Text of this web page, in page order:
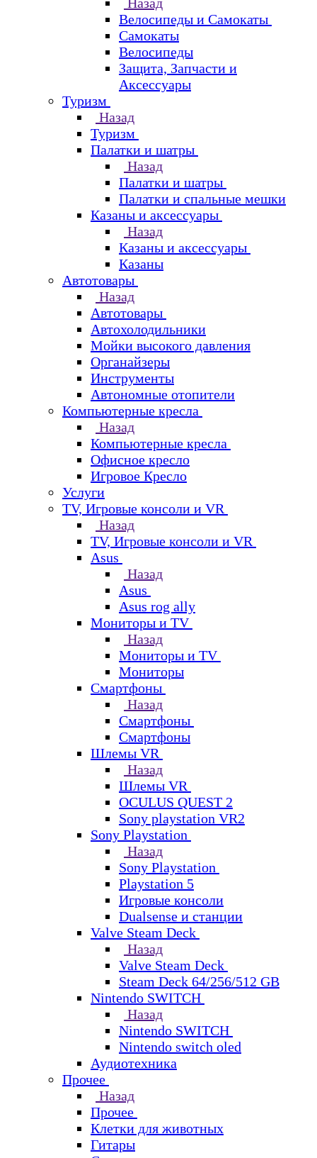
Велосипеды и Самокаты
Самокаты
Велосипеды
Защита, Запчасти и
Аксессуары
Туризм
Назад
Туризм
Палатки и шатры
Назад
Палатки и шатры
Палатки и спальные мешки
Казаны и аксессуары
Назад
Казаны и аксессуары
Казаны
Автотовары
Назад
Автотовары
Автохолодильники
Мойки высокого давления
Органайзеры
Инструменты
Автономные отопители
Компьютерные кресла
Назад
Компьютерные кресла
Офисное кресло
Игровое Кресло
Услуги
TV, Игровые консоли и VR
Назад
TV, Игровые консоли и VR
Asus
Назад
Asus
Asus rog ally
Мониторы и TV
Назад
Мониторы и TV
Мониторы
Смартфоны
Назад
Смартфоны
Смартфоны
Шлемы VR
Назад
Шлемы VR
OCULUS QUEST 2
Sony playstation VR2
Sony Playstation
Назад
Sony Playstation
Playstation 5
Игровые консоли
Dualsense и станции
Valve Steam Deck
Назад
Valve Steam Deck
Steam Deck 64/256/512 GB
Nintendo SWITCH
Назад
Nintendo SWITCH
Nintendo switch oled
Аудиотехника
Прочее
Назад
Прочее
Клетки для животных
Гитары